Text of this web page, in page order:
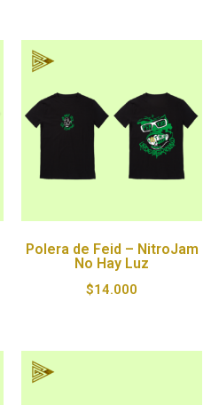
Polera de Feid – NitroJam
No Hay Luz
$14.000